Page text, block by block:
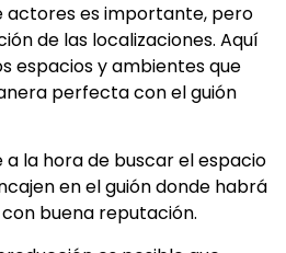
actores es importante, pero
de las localizaciones. Aquí
espacios y ambientes que
perfecta con el guión
a la hora de buscar el espacio
en el guión donde habrá
buena reputación.